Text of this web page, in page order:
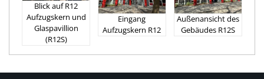
Blick auf R12
Aufzugskern und
Glaspavillion
(R12S)
Eingang
Aufzugskern R12
Außenansicht des
Gebäudes R12S